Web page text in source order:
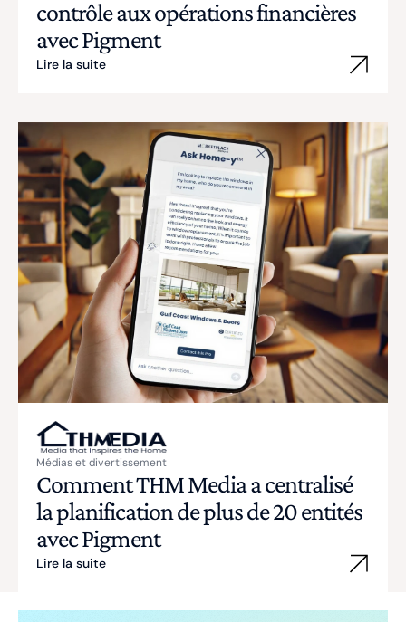
contrôle aux opérations financières
avec Pigment
Lire la suite
Médias et divertissement
Comment THM Media a centralisé
la planification de plus de 20 entités
avec Pigment
Lire la suite